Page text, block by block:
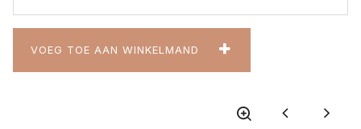
VOEG TOE AAN WINKELMAND